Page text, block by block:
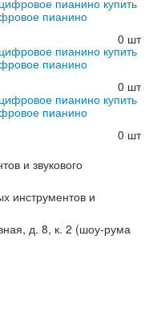
пианино
0 шт
пианино
0 шт
пианино
0 шт
инструментов и
д. 8, к. 2 (шоу-рума